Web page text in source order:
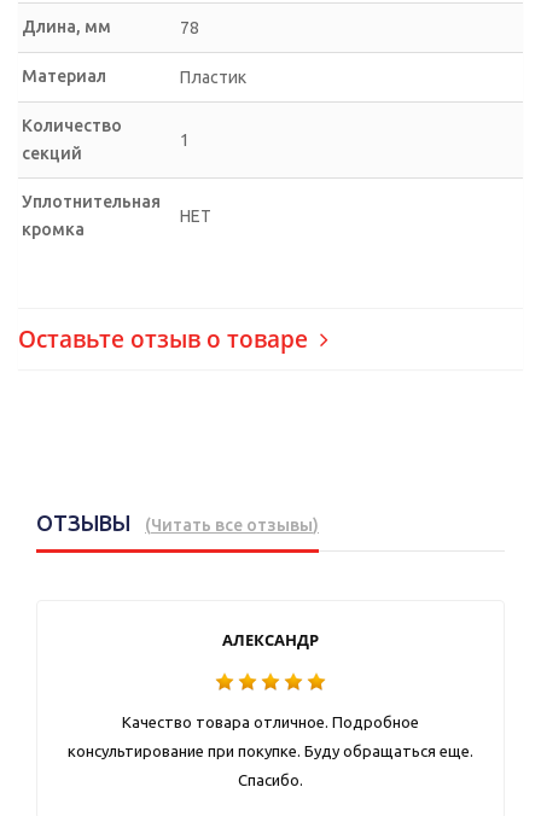
Длина, мм 78
Материал Пластик
Количество
секций
1
Уплотнительная
кромка
НЕТ
Оставьте отзыв о товаре
ОТЗЫВЫ (Читать все отзывы)
АЛЕКСАНДР
Качество товара отличное. Подробное
консультирование при покупке. Буду обращаться еще.
Спасибо.